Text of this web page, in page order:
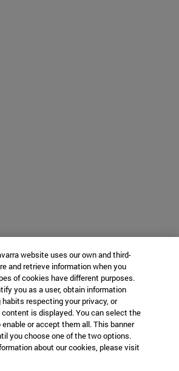
website uses our own and third-
and retrieve information when you
of cookies have different purposes.
you as a user, obtain information
respecting your privacy, or
is displayed. You can select the
or accept them all. This banner
you choose one of the two options.
about our cookies, please visit